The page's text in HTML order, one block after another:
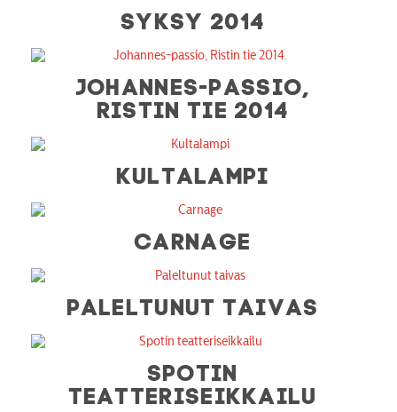
SYKSY 2014
JOHANNES-PASSIO,
RISTIN TIE 2014
KULTALAMPI
CARNAGE
PALELTUNUT TAIVAS
SPOTIN
TEATTERISEIKKAILU